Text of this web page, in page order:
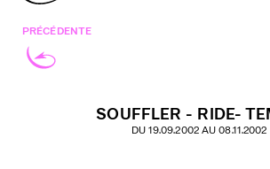
PRÉCÉDENTE
SOUFFLER - RIDE-
DU 19.09.2002 AU 08.11.2002